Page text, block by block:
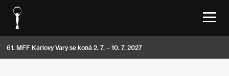
61. MFF Karlovy Vary se koná 2. 7. – 10. 7. 2027